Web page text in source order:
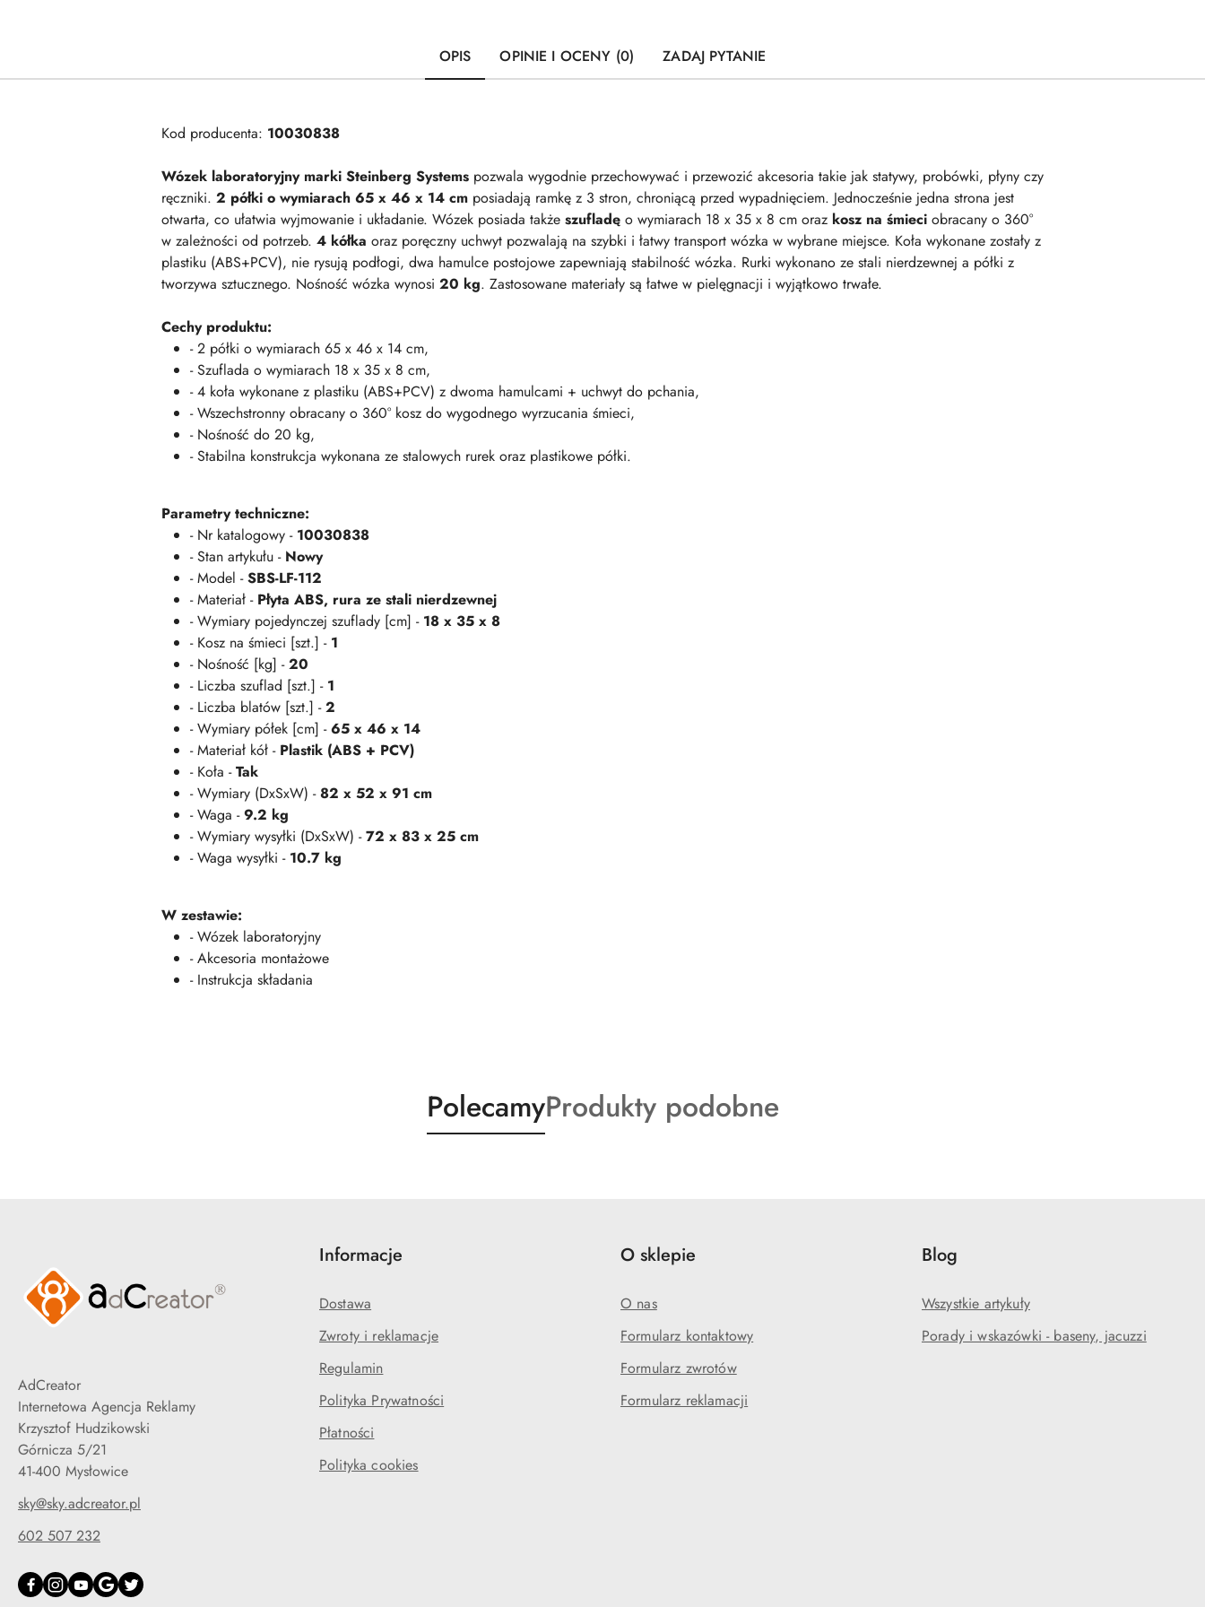
OPIS OPINIE I OCENY (0) ZADAJ PYTANIE
Kod producenta: 10030838
Wózek laboratoryjny marki Steinberg Systems pozwala wygodnie przechowywać i przewozić akcesoria takie jak statywy, probówki, płyny czy
ręczniki. 2 półki o wymiarach 65 x 46 x 14 cm posiadają ramkę z 3 stron, chroniącą przed wypadnięciem. Jednocześnie jedna strona jest
otwarta, co ułatwia wyjmowanie i układanie. Wózek posiada także szufladę o wymiarach 18 x 35 x 8 cm oraz kosz na śmieci obracany o 360°
w zależności od potrzeb. 4 kółka oraz poręczny uchwyt pozwalają na szybki i łatwy transport wózka w wybrane miejsce. Koła wykonane zostały z
plastiku (ABS+PCV), nie rysują podłogi, dwa hamulce postojowe zapewniają stabilność wózka. Rurki wykonano ze stali nierdzewnej a półki z
tworzywa sztucznego. Nośność wózka wynosi 20 kg. Zastosowane materiały są łatwe w pielęgnacji i wyjątkowo trwałe.
Cechy produktu:
- 2 półki o wymiarach 65 x 46 x 14 cm,
- Szuflada o wymiarach 18 x 35 x 8 cm,
- 4 koła wykonane z plastiku (ABS+PCV) z dwoma hamulcami + uchwyt do pchania,
- Wszechstronny obracany o 360° kosz do wygodnego wyrzucania śmieci,
- Nośność do 20 kg,
- Stabilna konstrukcja wykonana ze stalowych rurek oraz plastikowe półki.
Parametry techniczne:
- Nr katalogowy - 10030838
- Stan artykułu - Nowy
- Model -SBS-LF-112
- Materiał - Płyta ABS, rura ze stali nierdzewnej
- Wymiary pojedynczej szuflady [cm] - 18 x 35 x 8
- Kosz na śmieci [szt.] - 1
- Nośność [kg] -20
- Liczba szuflad [szt.] - 1
- Liczba blatów [szt.] -2
- Wymiary półek [cm] -65 x 46 x 14
- Materiał kół - Plastik (ABS + PCV)
- Koła -Tak
- Wymiary (DxSxW) -82 x 52 x 91 cm
- Waga -9.2 kg
- Wymiary wysyłki (DxSxW) -72 x 83 x 25 cm
- Waga wysyłki - 10.7 kg
W zestawie:
- Wózek laboratoryjny
- Akcesoria montażowe
- Instrukcja składania
Produkty
o
PolecamyProdukty
o
Produkty podobne
AdCreator
Internetowa Agencja Reklamy
Krzysztof Hudzikowski
Górnicza 5/21
41-400 Mysłowice
sky@sky.adcreator.pl
602 507 232
Informacje
Dostawa
Zwroty i reklamacje
Regulamin
Polityka Prywatności
Płatności
Polityka cookies
O sklepie
O nas
Formularz kontaktowy
Formularz zwrotów
Formularz reklamacji
Blog
Wszystkie artykuły
Porady i wskazówki - baseny, jacuzzi